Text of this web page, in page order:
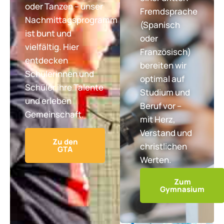
oder Tanzen – unser
Nachmittagsprogramm
ist bunt und
vielfältig. Hier
entdecken
Schülerinnen und
Schüler ihre Talente
und erleben
Gemeinschaft.
Zu den
GTA
Fremdsprache
(Spanisch
oder
Französisch)
bereiten wir
optimal auf
Studium und
Beruf vor –
mit Herz,
Verstand und
christlichen
Werten.
Zum
Gymnasium